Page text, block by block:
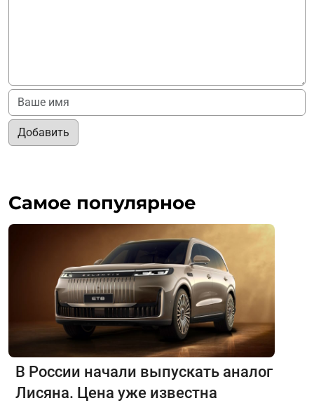
Добавить
Самое популярное
В России начали выпускать аналог
Лисяна. Цена уже известна